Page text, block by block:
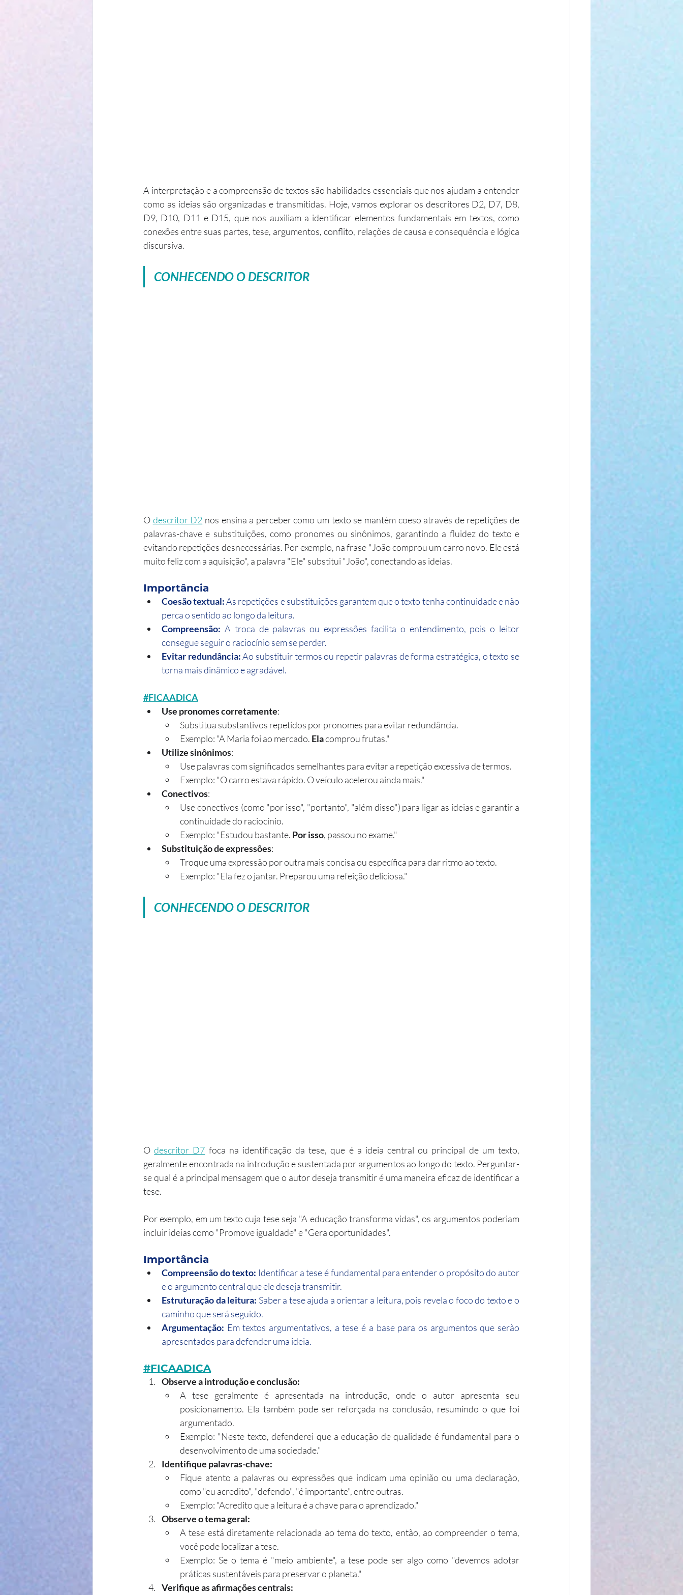
A interpretação e a compreensão de textos são habilidades essenciais que nos ajudam a entender
como as ideias são organizadas e transmitidas. Hoje, vamos explorar os descritores D2, D7, D8,
D9, D10, D11 e D15, que nos auxiliam a identificar elementos fundamentais em textos, como
conexões entre suas partes, tese, argumentos, conflito, relações de causa e consequência e lógica
discursiva.
CONHECENDO O DESCRITOR
O descritor D2 nos ensina a perceber como um texto se mantém coeso através de repetições de
palavras-chave e substituições, como pronomes ou sinônimos, garantindo a fluidez do texto e
evitando repetições desnecessárias. Por exemplo, na frase "João comprou um carro novo. Ele está
muito feliz com a aquisição", a palavra "Ele" substitui "João", conectando as ideias.
Importância
Coesão textual: As repetições e substituições garantem que o texto tenha continuidade e não
perca o sentido ao longo da leitura.
Compreensão: A troca de palavras ou expressões facilita o entendimento, pois o leitor
consegue seguir o raciocínio sem se perder.
Evitar redundância: Ao substituir termos ou repetir palavras de forma estratégica, o texto se
torna mais dinâmico e agradável.
#FICAADICA
Use pronomes corretamente:
Substitua substantivos repetidos por pronomes para evitar redundância.
Exemplo: "A Maria foi ao mercado. Ela comprou frutas."
Utilize sinônimos:
Use palavras com significados semelhantes para evitar a repetição excessiva de termos.
Exemplo: "O carro estava rápido. O veículo acelerou ainda mais."
Conectivos:
Use conectivos (como "por isso", "portanto", "além disso") para ligar as ideias e garantir a
continuidade do raciocínio.
Exemplo: "Estudou bastante. Por isso, passou no exame."
Substituição de expressões:
Troque uma expressão por outra mais concisa ou específica para dar ritmo ao texto.
Exemplo: "Ela fez o jantar. Preparou uma refeição deliciosa."
CONHECENDO O DESCRITOR
O descritor D7 foca na identificação da tese, que é a ideia central ou principal de um texto,
geralmente encontrada na introdução e sustentada por argumentos ao longo do texto. Perguntar-
se qual é a principal mensagem que o autor deseja transmitir é uma maneira eficaz de identificar a
tese.
Por exemplo, em um texto cuja tese seja "A educação transforma vidas", os argumentos poderiam
incluir ideias como "Promove igualdade" e "Gera oportunidades".
Importância
Compreensão do texto: Identificar a tese é fundamental para entender o propósito do autor
e o argumento central que ele deseja transmitir.
Estruturação da leitura: Saber a tese ajuda a orientar a leitura, pois revela o foco do texto e o
caminho que será seguido.
Argumentação: Em textos argumentativos, a tese é a base para os argumentos que serão
apresentados para defender uma ideia.
#FICAADICA
Observe a introdução e conclusão:
A tese geralmente é apresentada na introdução, onde o autor apresenta seu
posicionamento. Ela também pode ser reforçada na conclusão, resumindo o que foi
argumentado.
Exemplo: "Neste texto, defenderei que a educação de qualidade é fundamental para o
desenvolvimento de uma sociedade."
Identifique palavras-chave:
Fique atento a palavras ou expressões que indicam uma opinião ou uma declaração,
como "eu acredito", "defendo", "é importante", entre outras.
Exemplo: "Acredito que a leitura é a chave para o aprendizado."
Observe o tema geral:
A tese está diretamente relacionada ao tema do texto, então, ao compreender o tema,
você pode localizar a tese.
Exemplo: Se o tema é "meio ambiente", a tese pode ser algo como "devemos adotar
práticas sustentáveis para preservar o planeta."
Verifique as afirmações centrais: